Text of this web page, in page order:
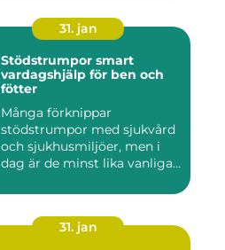
31. jan
Stödstrumpor smart
vardagshjälp för ben och
fötter
Många förknippar
stödstrumpor med sjukvård
och sjukhusmiljöer, men i
dag är de minst lika vanliga
31. jan